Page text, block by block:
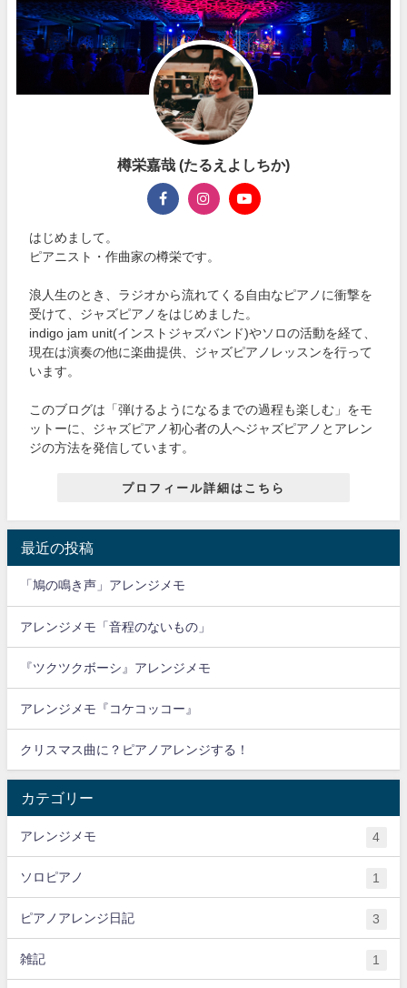
樽栄嘉哉 (たるえよしちか)
はじめまして。
ピアニスト・作曲家の樽栄です。
浪人生のとき、ラジオから流れてくる自由なピアノに衝撃を
受けて、ジャズピアノをはじめました。
indigo jam unit(インストジャズバンド)やソロの活動を経て、
現在は演奏の他に楽曲提供、ジャズピアノレッスンを行って
います。
このブログは「弾けるようになるまでの過程も楽しむ」をモ
ットーに、ジャズピアノ初心者の人へジャズピアノとアレン
ジの方法を発信しています。
プロフィール詳細はこちら
最近の投稿
「鳩の鳴き声」アレンジメモ
アレンジメモ「音程のないもの」
『ツクツクボーシ』アレンジメモ
アレンジメモ『コケコッコー』
クリスマス曲に？ピアノアレンジする！
カテゴリー
アレンジメモ 4
ソロピアノ 1
ピアノアレンジ日記 3
雑記 1